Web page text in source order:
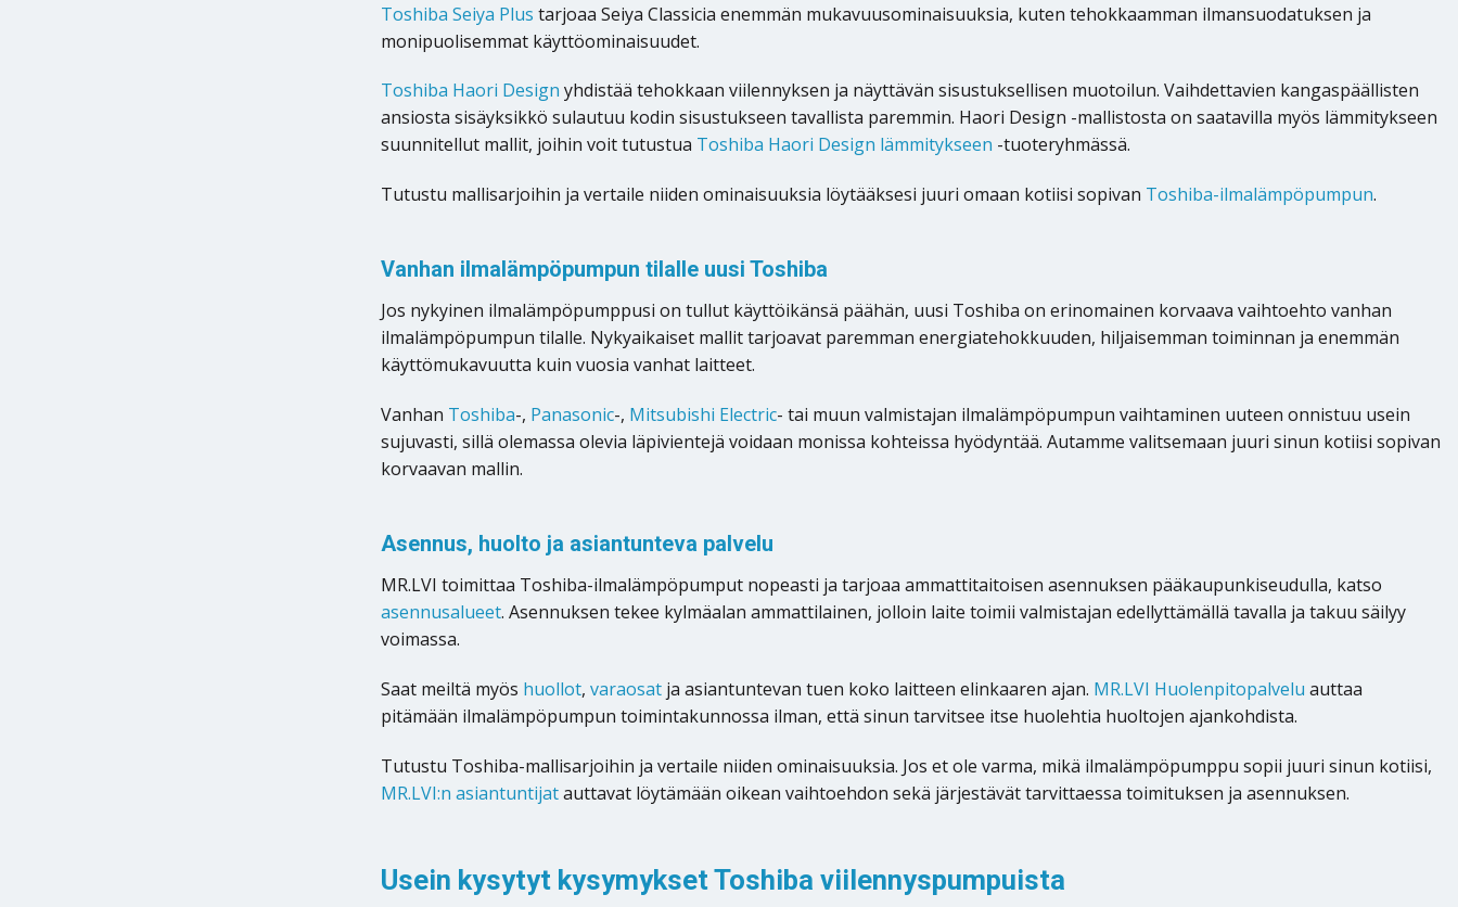
Toshiba Seiya Plus tarjoaa Seiya Classicia enemmän mukavuusominaisuuksia, kuten tehokkaamman ilmansuodatuksen ja
monipuolisemmat käyttöominaisuudet.
Toshiba Haori Design yhdistää tehokkaan viilennyksen ja näyttävän sisustuksellisen muotoilun. Vaihdettavien kangaspäällisten
ansiosta sisäyksikkö sulautuu kodin sisustukseen tavallista paremmin. Haori Design -mallistosta on saatavilla myös lämmitykseen
suunnitellut mallit, joihin voit tutustua Toshiba Haori Design lämmitykseen -tuoteryhmässä.
Tutustu mallisarjoihin ja vertaile niiden ominaisuuksia löytääksesi juuri omaan kotiisi sopivan Toshiba-ilmalämpöpumpun.
Vanhan ilmalämpöpumpun tilalle uusi Toshiba
Jos nykyinen ilmalämpöpumppusi on tullut käyttöikänsä päähän, uusi Toshiba on erinomainen korvaava vaihtoehto vanhan
ilmalämpöpumpun tilalle. Nykyaikaiset mallit tarjoavat paremman energiatehokkuuden, hiljaisemman toiminnan ja enemmän
käyttömukavuutta kuin vuosia vanhat laitteet.
Vanhan Toshiba-, Panasonic-, Mitsubishi Electric- tai muun valmistajan ilmalämpöpumpun vaihtaminen uuteen onnistuu usein
sujuvasti, sillä olemassa olevia läpivientejä voidaan monissa kohteissa hyödyntää. Autamme valitsemaan juuri sinun kotiisi sopivan
korvaavan mallin.
Asennus, huolto ja asiantunteva palvelu
MR.LVI toimittaa Toshiba-ilmalämpöpumput nopeasti ja tarjoaa ammattitaitoisen asennuksen pääkaupunkiseudulla, katso
asennusalueet. Asennuksen tekee kylmäalan ammattilainen, jolloin laite toimii valmistajan edellyttämällä tavalla ja takuu säilyy
voimassa.
Saat meiltä myös huollot, varaosat ja asiantuntevan tuen koko laitteen elinkaaren ajan. MR.LVI Huolenpitopalvelu auttaa
pitämään ilmalämpöpumpun toimintakunnossa ilman, että sinun tarvitsee itse huolehtia huoltojen ajankohdista.
Tutustu Toshiba-mallisarjoihin ja vertaile niiden ominaisuuksia. Jos et ole varma, mikä ilmalämpöpumppu sopii juuri sinun kotiisi,
MR.LVI:n asiantuntijatauttavat löytämään oikean vaihtoehdon sekä järjestävät tarvittaessa toimituksen ja asennuksen.
Usein kysytyt kysymykset Toshiba viilennyspumpuista